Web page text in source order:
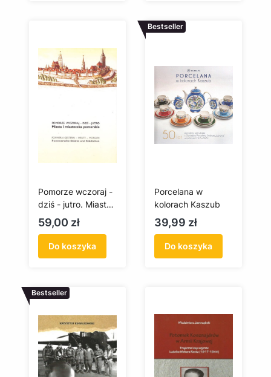
Pomorze wczoraj -
dziś - jutro. Miasta i
miasteczka
pomorskie
Cena
59,00 zł
Do koszyka
Bestseller
Porcelana w
kolorach Kaszub
Cena
39,99 zł
Do koszyka
Bestseller